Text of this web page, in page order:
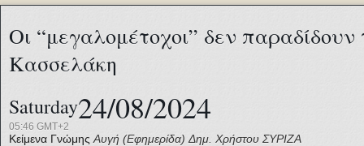
Οι “μεγαλομέτοχοι” δεν
Κασσελάκη
Saturday24/08/2024
05:46 GMT+2
Κείμενα Γνώμης Αυγή (Εφημερίδα) Δημ. Χρήστου ΣΥΡΙΖΑ